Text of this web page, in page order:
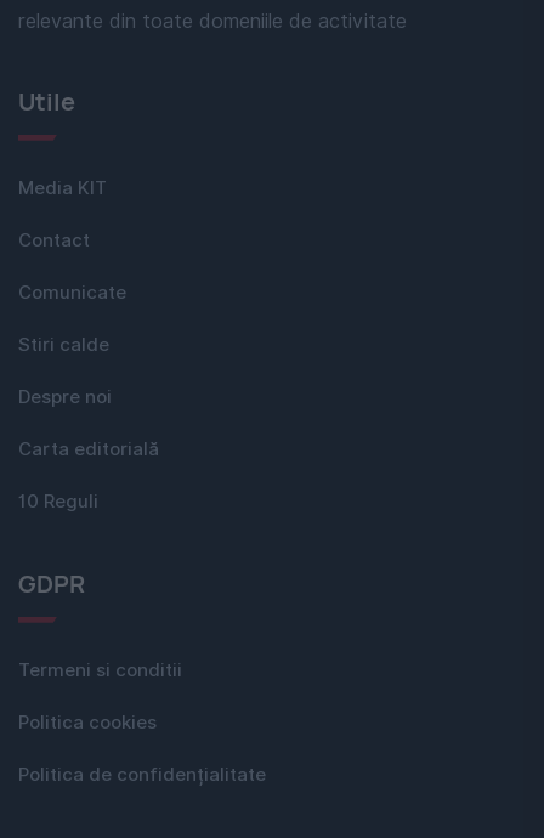
relevante din toate domeniile de activitate
Utile
Media KIT
Contact
Comunicate
Stiri calde
Despre noi
Carta editorială
10 Reguli
GDPR
Termeni si conditii
Politica cookies
Politica de confidențialitate